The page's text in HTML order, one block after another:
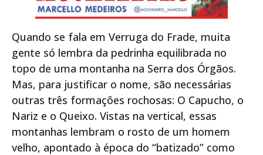
Quando se fala em Verruga do Frade, muita
gente só lembra da pedrinha equilibrada no
topo de uma montanha na Serra dos Órgãos.
Mas, para justificar o nome, são necessárias
outras três formações rochosas: O Capucho, o
Nariz e o Queixo. Vistas na vertical, essas
montanhas lembram o rosto de um homem
velho, apontado à época do “batizado” como